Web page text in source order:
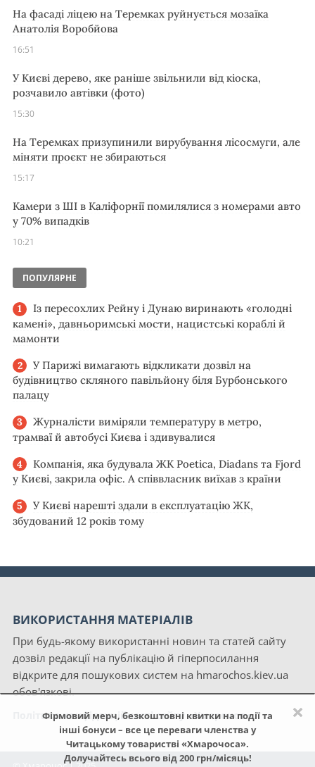
×
Фірмовий мерч, безкоштовні квитки на події та
інші бонуси – все це переваги членства у
Читацькому товаристві «Хмарочоса».
Долучайтесь всього від 200 грн/місяць!
На фасаді ліцею на Теремках руйнується мозаїка
Анатолія Воробйова
16:51
У Києві дерево, яке раніше звільнили від кіоска,
розчавило автівки (фото)
15:30
На Теремках призупинили вирубування лісосмуги, але
міняти проєкт не збираються
15:17
Камери з ШІ в Каліфорнії помилялися з номерами авто
у 70% випадків
10:21
ПОПУЛЯРНЕ
Із пересохлих Рейну і Дунаю виринають «голодні
камені», давньоримські мости, нацистські кораблі й
мамонти
У Парижі вимагають відкликати дозвіл на
будівництво скляного павільйону біля Бурбонського
палацу
Журналісти виміряли температуру в метро,
трамваї й автобусі Києва і здивувалися
Компанія, яка будувала ЖК Poetica, Diadans та Fjord
у Києві, закрила офіс. А співвласник виїхав з країни
У Києві нарешті здали в експлуатацію ЖК,
збудований 12 років тому
ВИКОРИСТАННЯ МАТЕРІАЛІВ
При будь-якому використанні новин та статей сайту
дозвіл редакції на публікацію й гіперпосилання
відкрите для пошукових систем на hmarochos.kiev.ua
обов'язкові.
Політика конфіденційності сайту «Хмарочос»